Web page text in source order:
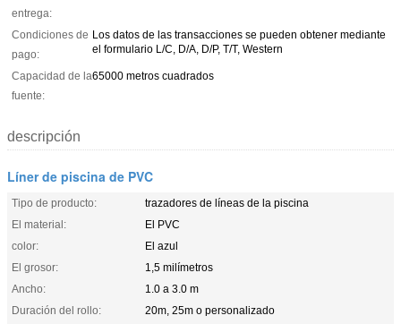
entrega:
Condiciones de
pago:
Los datos de las transacciones se pueden obtener mediante
el formulario L/C, D/A, D/P, T/T, Western
Capacidad de la
fuente:
65000 metros cuadrados
descripción
Líner de piscina de PVC
Tipo de producto:
trazadores de líneas de la piscina
El material:
El PVC
color:
El azul
El grosor:
1,5 milímetros
Ancho:
1.0 a 3.0 m
Duración del rollo:
20m, 25m o personalizado